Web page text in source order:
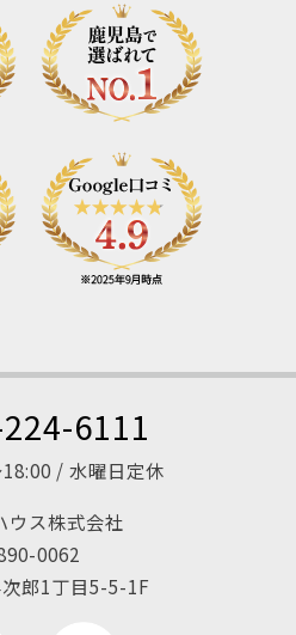
6111
/ 水曜日定休
ウス株式会社
0062
郎1丁目5-5-1F